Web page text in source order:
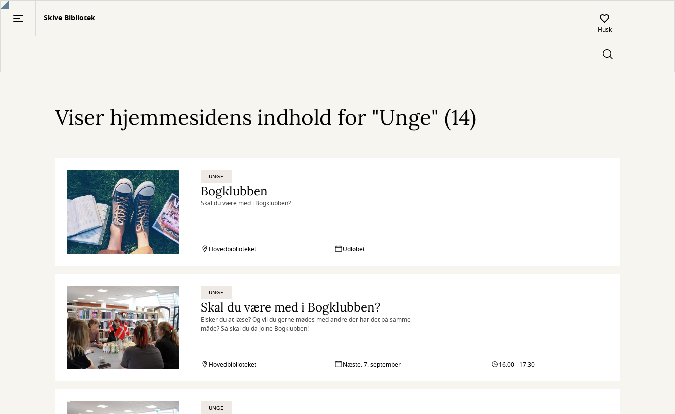
Gå
Skive Bibliotek
Husk
Viser hjemmesidens indhold for "Unge" (14)
UNGE
Bogklubben
Skal du være med i Bogklubben?
Hovedbiblioteket Udløbet
UNGE
Skal du være med i Bogklubben?
Elsker du at læse? Og vil du gerne mødes med andre der har det på samme
måde? Så skal du da joine Bogklubben!
Hovedbiblioteket Næste: 7. september 16:00 - 17:30
UNGE